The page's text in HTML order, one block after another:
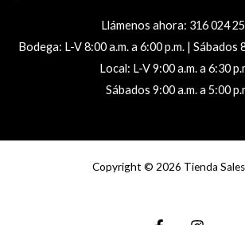
Llámenos ahora: 316 024
Bodega: L-V 8:00 a.m. a 6:00 p.m. | Sábados
Local: L-V 9:00 a.m. a 6:30
Sábados 9:00 a.m. a 5:00
Copyright © 2026 Tienda